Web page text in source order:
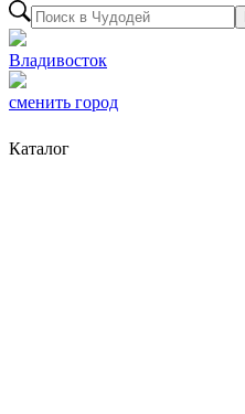
Владивосток
сменить город
Каталог